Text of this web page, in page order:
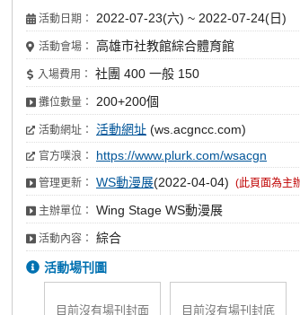
活動日期： 2022-07-23(六) ~ 2022-07-24(日)
活動會場： 高雄市社教館綜合體育館
入場費用： 社團 400 一般 150
攤位數量： 200+200個
活動網址： 活動網址 (ws.acgncc.com)
官方噗浪： https://www.plurk.com/wsacgn
管理更新： WS動漫展(2022-04-04) (此頁面為主
主辦單位： Wing Stage WS動漫展
活動內容： 綜合
活動場刊圖
目前沒有場刊封面 目前沒有場刊封底